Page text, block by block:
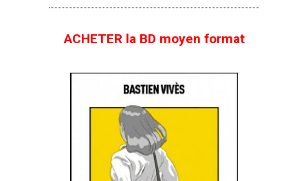
ACHETER la BD moyen format